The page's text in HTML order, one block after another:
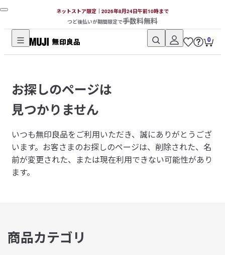
ネットストア限定｜2026年8月24日午前10時まで
つど後払いが期間限定で手数料無料
無
品
ネ
ッ
ト
ス
ト
ア
0
お探しのページは
見つかりません
いつも無印良品をご利用いただき、誠にありがとうござ
います。 お客さまのお探しのページは、削除された、名
前が変更された、または現在利用できない可能性があり
ます。
商品カテゴリ